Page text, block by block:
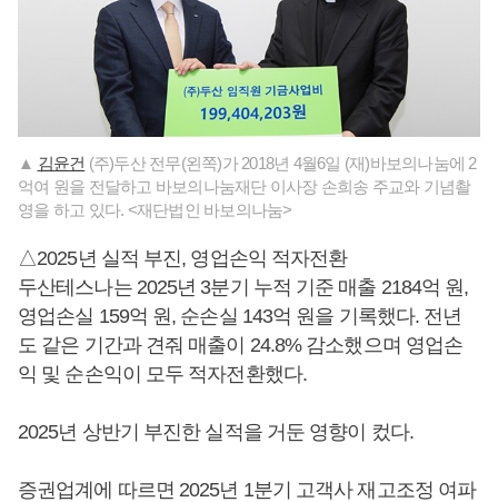
▲ 김윤건 (주)두산 전무(왼쪽)가 2018년 4월6일 (재)바보의나눔에 2
억여 원을 전달하고 바보의나눔재단 이사장 손희송 주교와 기념촬
영을 하고 있다. <재단법인 바보의나눔>
△2025년 실적 부진, 영업손익 적자전환
두산테스나는 2025년 3분기 누적 기준 매출 2184억 원,
영업손실 159억 원, 순손실 143억 원을 기록했다. 전년
도 같은 기간과 견줘 매출이 24.8% 감소했으며 영업손
익 및 순손익이 모두 적자전환했다.
2025년 상반기 부진한 실적을 거둔 영향이 컸다.
증권업계에 따르면 2025년 1분기 고객사 재고조정 여파